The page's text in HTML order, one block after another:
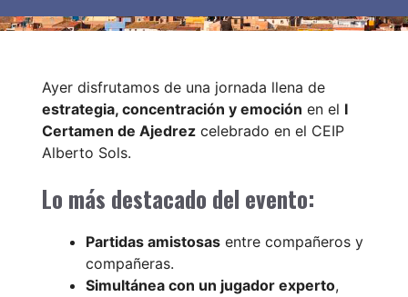
Ayer disfrutamos de una jornada llena de
estrategia, concentración y emoción en el I
Certamen de Ajedrez celebrado en el CEIP
Alberto Sols.
Lo más destacado del evento:
Partidas amistosas entre compañeros y
compañeras.
Simultánea con un jugador experto,